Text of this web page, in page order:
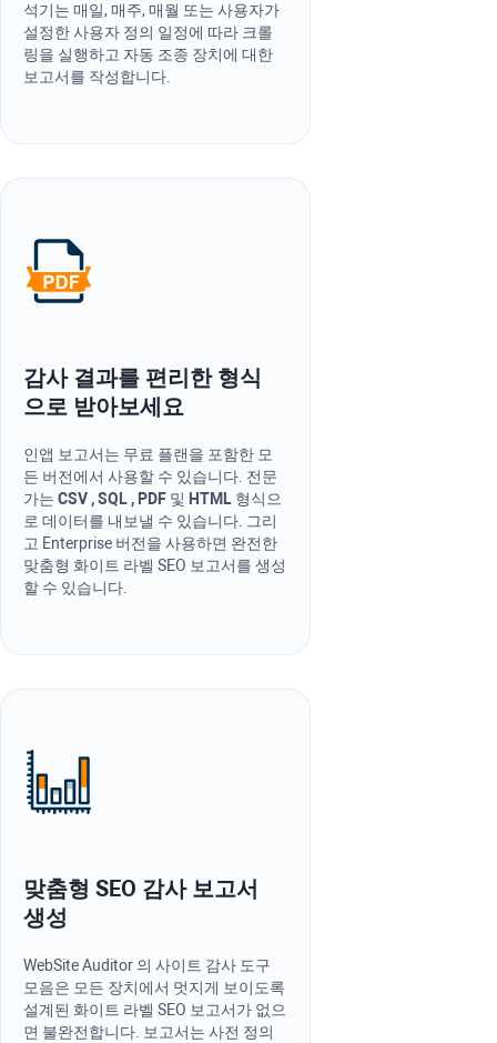
석기는 매일, 매주, 매월 또는 사용자가
설정한 사용자 정의 일정에 따라 크롤
링을 실행하고 자동 조종 장치에 대한
보고서를 작성합니다.
감사 결과를 편리한 형식
으로 받아보세요
인앱 보고서는 무료 플랜을 포함한 모
든 버전에서 사용할 수 있습니다. 전문
가는 CSV ,SQL , PDF 및 HTML 형식으
로 데이터를 내보낼 수 있습니다. 그리
고 Enterprise 버전을 사용하면 완전한
맞춤형 화이트 라벨 SEO 보고서를 생성
할 수 있습니다.
맞춤형 SEO 감사 보고서
생성
WebSite Auditor 의 사이트 감사 도구
모음은 모든 장치에서 멋지게 보이도록
설계된 화이트 라벨 SEO 보고서가 없으
면 불완전합니다. 보고서는 사전 정의